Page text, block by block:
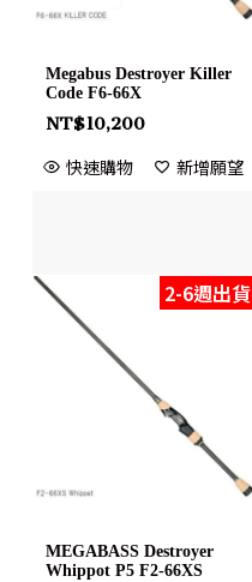
Megabus Destroyer Killer
Code F6-66X
NT$10,200
快速購物 新增願望
2-6週出貨
MEGABASS Destroyer
Whippot P5 F2-66XS